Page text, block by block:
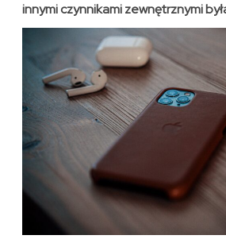
innymi czynnikami zewnętrznymi